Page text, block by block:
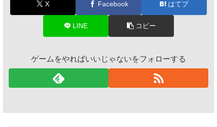
X Facebook はてブ
LINE コピー
ゲームをやればいいじゃないをフォローする